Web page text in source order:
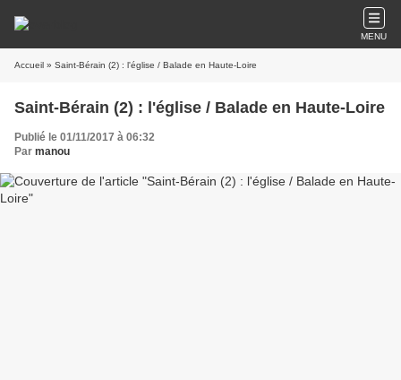
MENU
Accueil » Saint-Bérain (2) : l'église / Balade en Haute-Loire
Saint-Bérain (2) : l'église / Balade en Haute-Loire
Publié le 01/11/2017 à 06:32
Par manou